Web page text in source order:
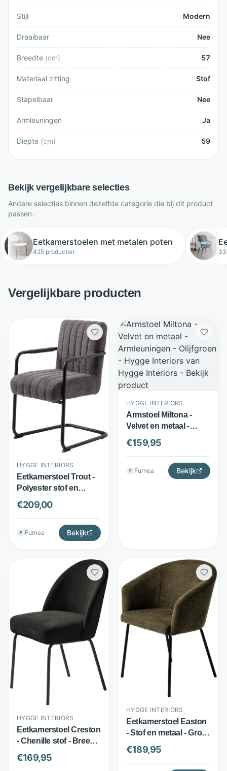
Stijl Modern
Draaibaar Nee
Breedte (cm) 57
Materiaal zitting Stof
Stapelbaar Nee
Armleuningen Ja
Diepte (cm) 59
Bekijk vergelijkbare selecties
Andere selecties binnen dezelfde categorie die bij dit product
passen.
Eetkamerstoelen met metalen poten
425 producten
Vergelijkbare producten
HYGGE INTERIORS
Eetkamerstoel Trout -
Polyester stof en
metaal - Duurzame
bekleding -
Donkergrijs - Hygge
Interiors
€209,00
F Furnea Bekijk
HYGGE INTERIORS
Armstoel Miltona -
Velvet en metaal -
Armleuningen -
Olijfgroen - Hygge
Interiors
€159,95
F Furnea Bekijk
HYGGE INTERIORS
Eetkamerstoel Creston
- Chenille stof - Breed
zitvlak en rugleuning -
Zwart - Hygge Interiors
€169,95
HYGGE INTERIORS
Eetkamerstoel Easton
- Stof en metaal - Groot
zitvlak met
armleuningen - Groen -
Hygge Interiors
€189,95